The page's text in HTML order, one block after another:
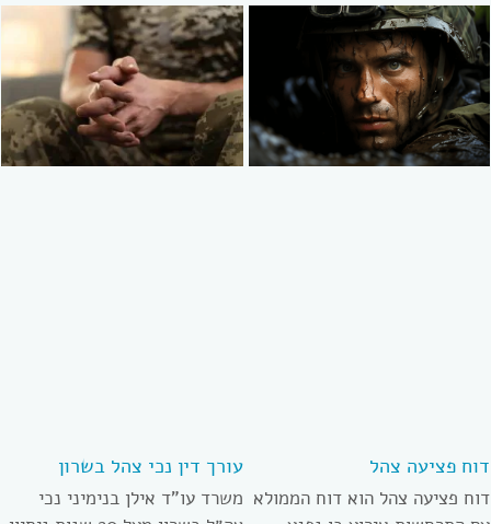
דוח פציעה צהל
דוח פציעה צהל הוא דוח הממולא
עורך דין נכי צהל בשרון
משרד עו”ד אילן בנימיני נכי